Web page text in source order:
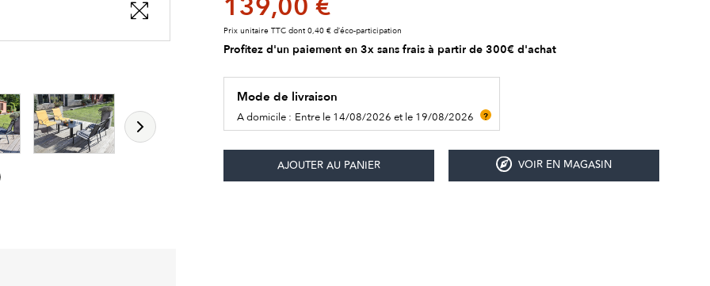
139,00 €
Prix unitaire TTC dont 0,40 € d’éco-participation
Profitez d'un paiement en 3x sans frais à partir de 300€ d'achat
Mode de livraison
A domicile : Entre le 14/08/2026 et le 19/08/2026 ?
VOIR EN MAGASIN